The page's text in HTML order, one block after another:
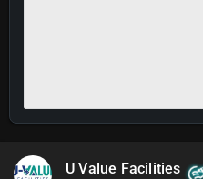
U Value Facilities